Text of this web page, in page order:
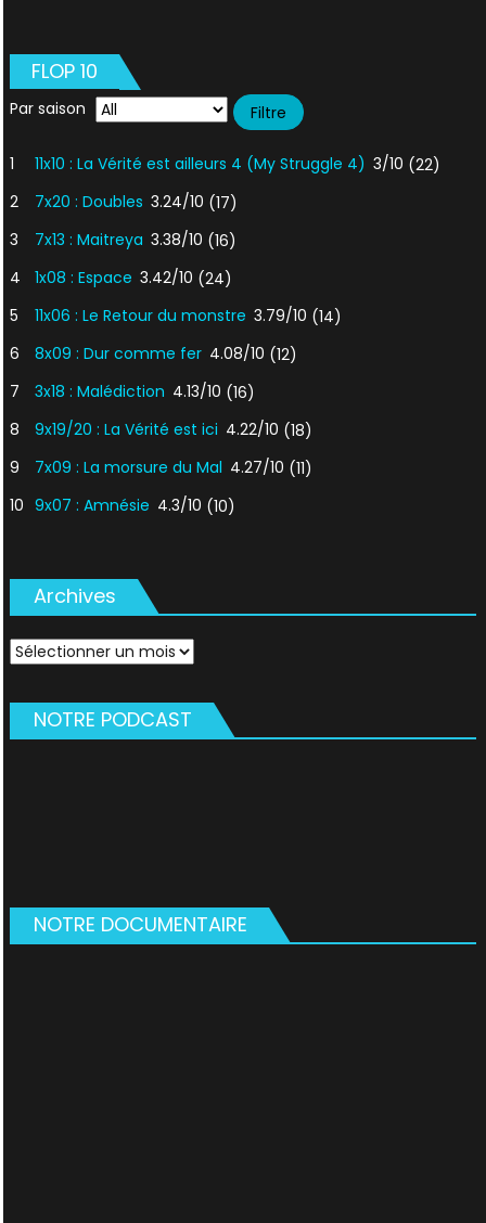
FLOP 10
Par saison
1 11x10 : La Vérité est ailleurs 4 (My Struggle 4) 3/10 (22)
2
7x20 : Doubles 3.24/10 (17)
3
7x13 : Maitreya 3.38/10 (16)
4
1x08 : Espace 3.42/10 (24)
5
11x06 : Le Retour du monstre 3.79/10 (14)
6
8x09 : Dur comme fer 4.08/10 (12)
7
3x18 : Malédiction 4.13/10 (16)
8
9x19/20 : La Vérité est ici 4.22/10 (18)
9
7x09 : La morsure du Mal 4.27/10 (11)
10 9x07 : Amnésie 4.3/10 (10)
Archives
Archives
NOTRE PODCAST
NOTRE DOCUMENTAIRE